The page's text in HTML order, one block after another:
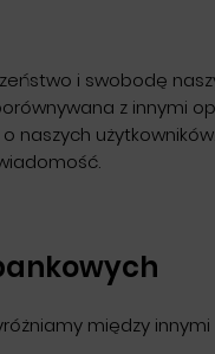
i swobodę
z innymi
naszych
między